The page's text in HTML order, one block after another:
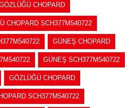
CHOPARD
CHOPARD SCH377M540722
GÜNEŞ CHOPARD
GÜNEŞ SCH377M540722
GÖZLÜĞÜ CHOPARD
SCH377M540722